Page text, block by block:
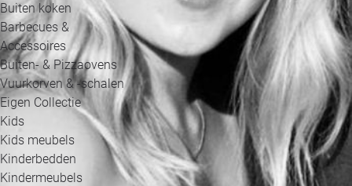
Buiten koken
Barbecues &
Accessoires
Buiten- & Pizzaovens
Vuurkorven & -schalen
Eigen Collectie
Kids
Kids meubels
Kinderbedden
Kindermeubels